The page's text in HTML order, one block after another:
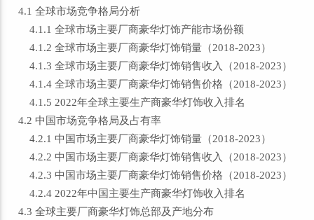
4.1 全球市场竞争格局分析
4.1.1 全球市场主要厂商豪华灯饰产能市场份额
4.1.2 全球市场主要厂商豪华灯饰销量（2018-2023）
4.1.3 全球市场主要厂商豪华灯饰销售收入（2018-2023）
4.1.4 全球市场主要厂商豪华灯饰销售价格（2018-2023）
4.1.5 2022年全球主要生产商豪华灯饰收入排名
4.2 中国市场竞争格局及占有率
4.2.1 中国市场主要厂商豪华灯饰销量（2018-2023）
4.2.2 中国市场主要厂商豪华灯饰销售收入（2018-2023）
4.2.3 中国市场主要厂商豪华灯饰销售价格（2018-2023）
4.2.4 2022年中国主要生产商豪华灯饰收入排名
4.3 全球主要厂商豪华灯饰总部及产地分布